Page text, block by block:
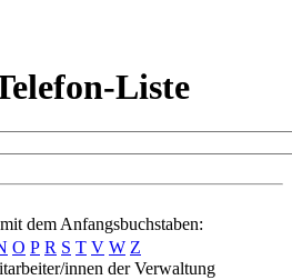
Liste
dem Anfangsbuchstaben:
O P R S T V W Z
innen der Verwaltung